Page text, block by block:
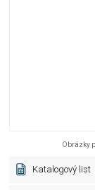
Obrázky
Katalogový list